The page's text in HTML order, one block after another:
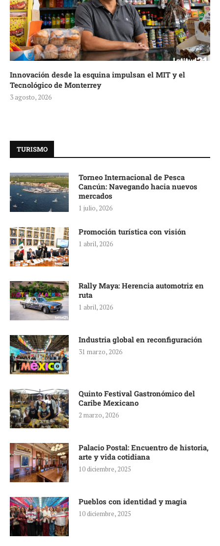
Innovación desde la esquina impulsan el MIT y el
Tecnológico de Monterrey
3 agosto, 2026
TURISMO
Torneo Internacional de Pesca
Cancún: Navegando hacia nuevos
mercados
1 julio, 2026
Promoción turística con visión
1 abril, 2026
Rally Maya: Herencia automotriz en
ruta
1 abril, 2026
Industria global en reconfiguración
31 marzo, 2026
Quinto Festival Gastronómico del
Caribe Mexicano
2 marzo, 2026
Palacio Postal: Encuentro de historia,
arte y vida cotidiana
10 diciembre, 2025
Pueblos con identidad y magia
10 diciembre, 2025